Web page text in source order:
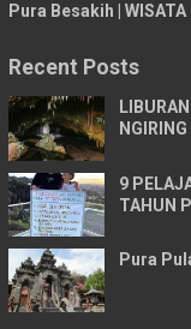
Pura Besakih | WISATA
Recent Posts
9
TAHUN
Pura